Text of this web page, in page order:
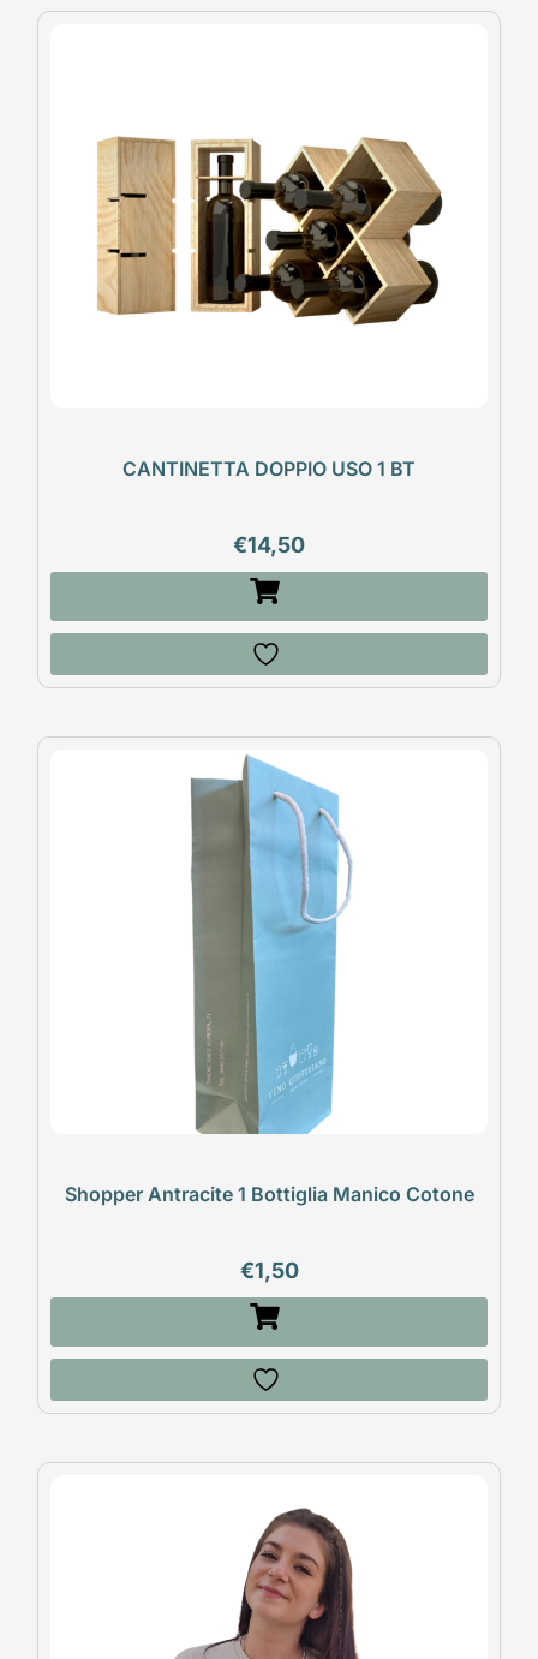
CANTINETTA DOPPIO USO 1 BT
€14,50
Shopper Antracite 1 Bottiglia Manico Cotone
€1,50